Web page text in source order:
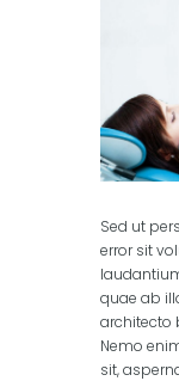
Sed ut
error sit
quae ab
architecto
Nemo
sit,